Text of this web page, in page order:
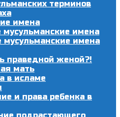
терминов
имена
имена
мусульманские имена
праведной женой?!
мать
в исламе
и права ребенка в